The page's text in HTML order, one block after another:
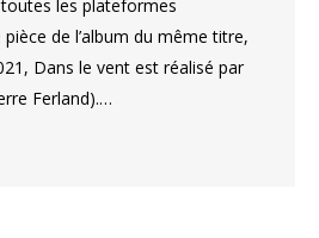
les plateformes
de l’album du même titre,
Dans le vent est réalisé par
Ferland).…